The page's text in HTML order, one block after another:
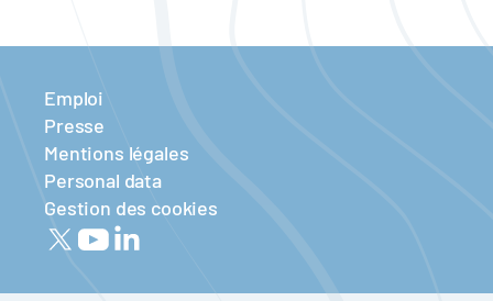
Emploi
Presse
Mentions légales
Personal data
Gestion des cookies